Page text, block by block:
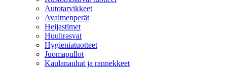
Autotarvikkeet
Avaimenperät
Heijastimet
Huulirasvat
Hygieniatuotteet
Juomapullot
Kaulanauhat ja rannekkeet